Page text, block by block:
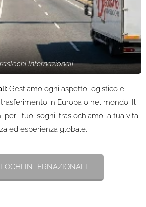
Internazionali
Gestiamo ogni aspetto logistico e
in Europa o nel mondo. Il
per i tuoi sogni: traslochiamo la tua vita
ed esperienza globale.
INTERNAZIONALI